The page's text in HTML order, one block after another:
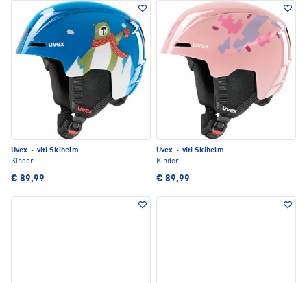
Uvex · viti Skihelm
Kinder
€ 89,99
Uvex · viti Skihelm
Kinder
€ 89,99